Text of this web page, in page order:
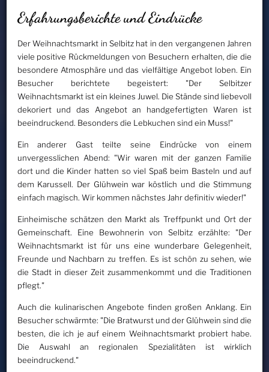
Erfahrungsberichte und Eindrücke
Der Weihnachtsmarkt in Selbitz hat in den vergangenen Jahren
viele positive Rückmeldungen von Besuchern erhalten, die die
besondere Atmosphäre und das vielfältige Angebot loben. Ein
Besucher berichtete begeistert: "Der Selbitzer
Weihnachtsmarkt ist ein kleines Juwel. Die Stände sind liebevoll
dekoriert und das Angebot an handgefertigten Waren ist
beeindruckend. Besonders die Lebkuchen sind ein Muss!"
Ein anderer Gast teilte seine Eindrücke von einem
unvergesslichen Abend: "Wir waren mit der ganzen Familie
dort und die Kinder hatten so viel Spaß beim Basteln und auf
dem Karussell. Der Glühwein war köstlich und die Stimmung
einfach magisch. Wir kommen nächstes Jahr definitiv wieder!"
Einheimische schätzen den Markt als Treffpunkt und Ort der
Gemeinschaft. Eine Bewohnerin von Selbitz erzählte: "Der
Weihnachtsmarkt ist für uns eine wunderbare Gelegenheit,
Freunde und Nachbarn zu treffen. Es ist schön zu sehen, wie
die Stadt in dieser Zeit zusammenkommt und die Traditionen
pflegt."
Auch die kulinarischen Angebote finden großen Anklang. Ein
Besucher schwärmte: "Die Bratwurst und der Glühwein sind die
besten, die ich je auf einem Weihnachtsmarkt probiert habe.
Die Auswahl an regionalen Spezialitäten ist wirklich
beeindruckend."